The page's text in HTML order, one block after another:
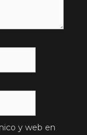
y web en